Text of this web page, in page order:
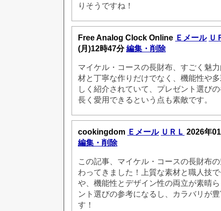
りそうですね！
Free Analog Clock Online Ｅメール Ｕ
(月)12時47分編集・削除
マイケル・コースの長財布、すごく魅
材と丁寧な作りだけでなく、機能性や
しく紹介されていて、プレゼント選び
長く愛用できるという点も素敵です。
cookingdom Ｅメール ＵＲＬ 2026年
編集・削除
この記事、マイケル・コースの長財布
わってきました！上質な素材と職人技
や、機能性とデザイン性の両立が素晴
ント選びの参考になるし、カラバリが
す！